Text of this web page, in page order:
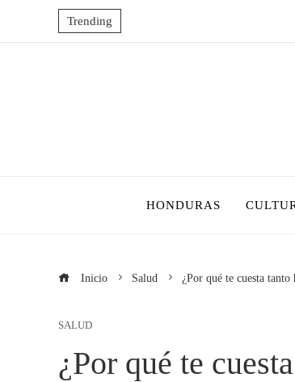
Trending
HONDURAS
Inicio Salud ¿Por qué te cuesta
SALUD
¿Por qué te